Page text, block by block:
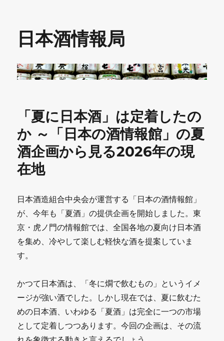
日本酒情報局
「夏に日本酒」は定着したの
か ～「日本の酒情報館」の夏
酒企画から見る2026年の現
在地
日本酒造組合中央会が運営する「日本の酒情報館」
が、今年も「夏酒」の提供企画を開始しました。東
京・虎ノ門の情報館では、全国各地の夏向け日本酒
を集め、冷やして楽しむ軽快な酒を提案していま
す。
かつて日本酒は、「冬に燗で飲むもの」というイメ
ージが強い酒でした。しかし現在では、夏に飲むた
めの日本酒、いわゆる「夏酒」は完全に一つの市場
として定着しつつあります。今回の企画は、その流